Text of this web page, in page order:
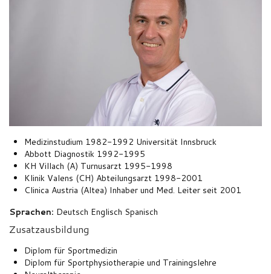
Medizinstudium 1982-1992 Universität Innsbruck
Abbott Diagnostik 1992-1995
KH Villach (A) Turnusarzt 1995-1998
Klinik Valens (CH) Abteilungsarzt 1998-2001
Clinica Austria (Altea) Inhaber und Med. Leiter seit 2001
Sprachen: Deutsch Englisch Spanisch
Zusatzausbildung
Diplom für Sportmedizin
Diplom für Sportphysiotherapie und Trainingslehre